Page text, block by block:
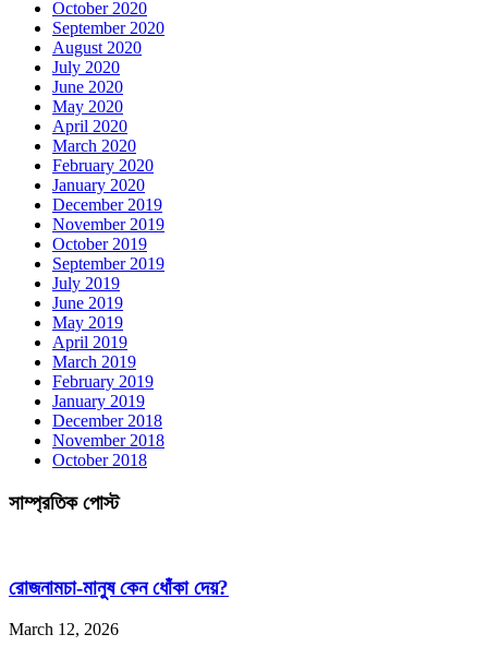
October 2020
September 2020
August 2020
July 2020
June 2020
May 2020
April 2020
March 2020
February 2020
January 2020
December 2019
November 2019
October 2019
September 2019
July 2019
June 2019
May 2019
April 2019
March 2019
February 2019
January 2019
December 2018
November 2018
October 2018
সাম্প্রতিক পোস্ট
রোজনামচা-মানুষ কেন ধোঁকা দেয়?
March 12, 2026